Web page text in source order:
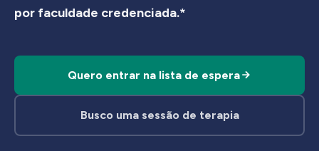
por faculdade credenciada.*
Quero entrar na lista de espera
Busco uma sessão de terapia